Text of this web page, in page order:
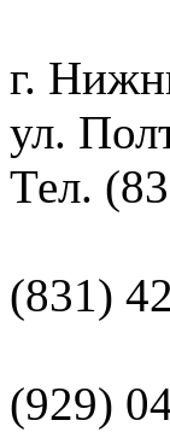
г.
ул.
Тел.
(831)
(929)